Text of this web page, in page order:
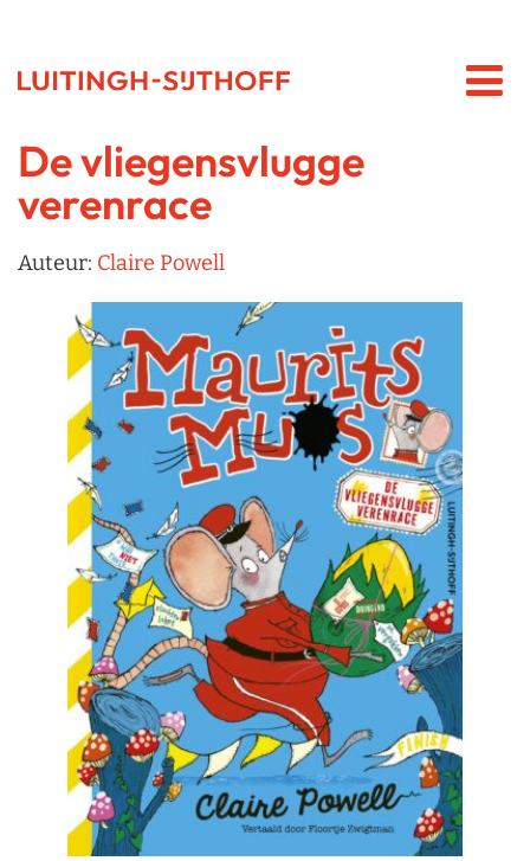
De vliegensvlugge
verenrace
Auteur: Claire Powell